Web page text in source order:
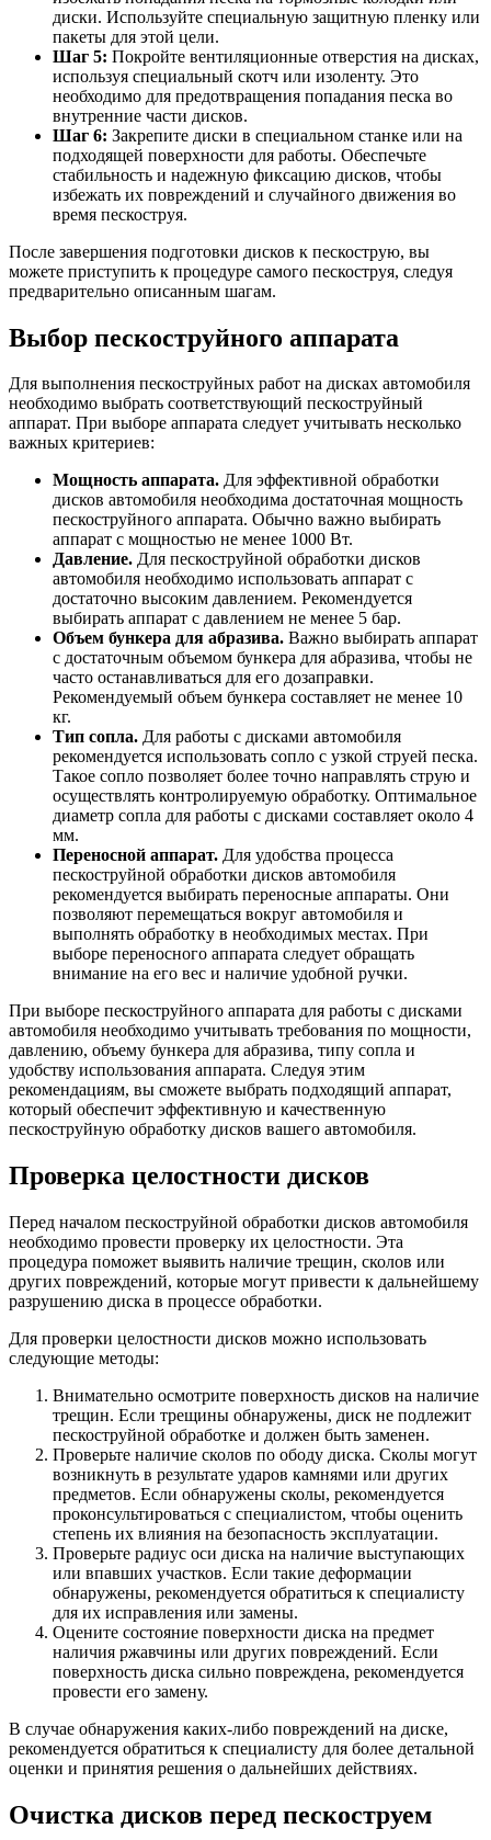
диски. Используйте специальную защитную пленку или
пакеты для этой цели.
Шаг 5: Покройте вентиляционные отверстия на дисках,
используя специальный скотч или изоленту. Это
необходимо для предотвращения попадания песка во
внутренние части дисков.
Шаг 6: Закрепите диски в специальном станке или на
подходящей поверхности для работы. Обеспечьте
стабильность и надежную фиксацию дисков, чтобы
избежать их повреждений и случайного движения во
время пескоструя.
После завершения подготовки дисков к пескострую, вы
можете приступить к процедуре самого пескоструя, следуя
предварительно описанным шагам.
Выбор пескоструйного аппарата
Для выполнения пескоструйных работ на дисках автомобиля
необходимо выбрать соответствующий пескоструйный
аппарат. При выборе аппарата следует учитывать несколько
важных критериев:
Мощность аппарата. Для эффективной обработки
дисков автомобиля необходима достаточная мощность
пескоструйного аппарата. Обычно важно выбирать
аппарат с мощностью не менее 1000 Вт.
Давление. Для пескоструйной обработки дисков
автомобиля необходимо использовать аппарат с
достаточно высоким давлением. Рекомендуется
выбирать аппарат с давлением не менее 5 бар.
Объем бункера для абразива. Важно выбирать аппарат
с достаточным объемом бункера для абразива, чтобы не
часто останавливаться для его дозаправки.
Рекомендуемый объем бункера составляет не менее 10
кг.
Тип сопла. Для работы с дисками автомобиля
рекомендуется использовать сопло с узкой струей песка.
Такое сопло позволяет более точно направлять струю и
осуществлять контролируемую обработку. Оптимальное
диаметр сопла для работы с дисками составляет около 4
мм.
Переносной аппарат. Для удобства процесса
пескоструйной обработки дисков автомобиля
рекомендуется выбирать переносные аппараты. Они
позволяют перемещаться вокруг автомобиля и
выполнять обработку в необходимых местах. При
выборе переносного аппарата следует обращать
внимание на его вес и наличие удобной ручки.
При выборе пескоструйного аппарата для работы с дисками
автомобиля необходимо учитывать требования по мощности,
давлению, объему бункера для абразива, типу сопла и
удобству использования аппарата. Следуя этим
рекомендациям, вы сможете выбрать подходящий аппарат,
который обеспечит эффективную и качественную
пескоструйную обработку дисков вашего автомобиля.
Проверка целостности дисков
Перед началом пескоструйной обработки дисков автомобиля
необходимо провести проверку их целостности. Эта
процедура поможет выявить наличие трещин, сколов или
других повреждений, которые могут привести к дальнейшему
разрушению диска в процессе обработки.
Для проверки целостности дисков можно использовать
следующие методы:
Внимательно осмотрите поверхность дисков на наличие
трещин. Если трещины обнаружены, диск не подлежит
пескоструйной обработке и должен быть заменен.
Проверьте наличие сколов по ободу диска. Сколы могут
возникнуть в результате ударов камнями или других
предметов. Если обнаружены сколы, рекомендуется
проконсультироваться с специалистом, чтобы оценить
степень их влияния на безопасность эксплуатации.
Проверьте радиус оси диска на наличие выступающих
или впавших участков. Если такие деформации
обнаружены, рекомендуется обратиться к специалисту
для их исправления или замены.
Оцените состояние поверхности диска на предмет
наличия ржавчины или других повреждений. Если
поверхность диска сильно повреждена, рекомендуется
провести его замену.
В случае обнаружения каких-либо повреждений на диске,
рекомендуется обратиться к специалисту для более детальной
оценки и принятия решения о дальнейших действиях.
Очистка дисков перед пескоструем